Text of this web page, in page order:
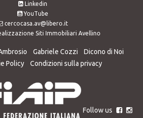
Linkedin
YouTube
cercocasa.av@libero.it
Siti Immobiliari Avellino
Gabriele Cozzi
Dicono di Noi
Policy Condizioni sulla privacy
Follow us